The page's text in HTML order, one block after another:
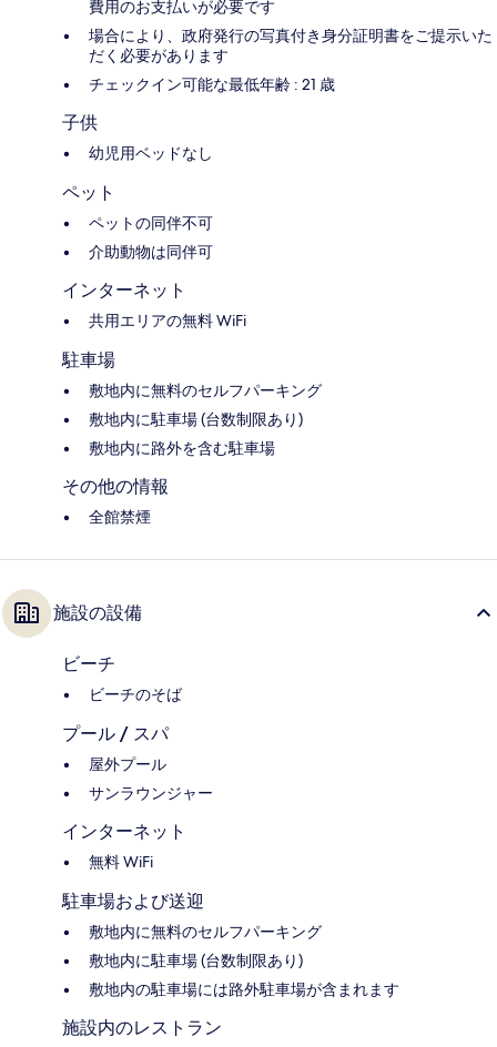
費用のお支払いが必要です
場合により、政府発行の写真付き身分証明書をご提示いた
だく必要があります
チェックイン可能な最低年齢 : 21 歳
子供
幼児用ベッドなし
ペット
ペットの同伴不可
介助動物は同伴可
インターネット
共用エリアの無料 WiFi
駐車場
敷地内に無料のセルフパーキング
敷地内に駐車場 (台数制限あり)
敷地内に路外を含む駐車場
その他の情報
全館禁煙
施設の設備
ビーチ
ビーチのそば
プール / スパ
屋外プール
サンラウンジャー
インターネット
無料 WiFi
駐車場および送迎
敷地内に無料のセルフパーキング
敷地内に駐車場 (台数制限あり)
敷地内の駐車場には路外駐車場が含まれます
施設内のレストラン